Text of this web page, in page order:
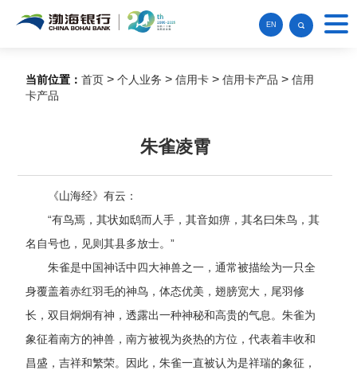
EN
当前位置： 首页> 个人业务 > 信用卡> 信用卡产品 > 信用
卡产品
朱雀凌霄
《山海经》有云：
“有鸟焉，其状如鸱而人手，其音如痹，其名曰朱鸟，其
名自号也，见则其县多放士。”
朱雀是中国神话中四大神兽之一，通常被描绘为一只全
身覆盖着赤红羽毛的神鸟，体态优美，翅膀宽大，尾羽修
长，双目炯炯有神，透露出一种神秘和高贵的气息。朱雀为
象征着南方的神兽，南方被视为炎热的方位，代表着丰收和
昌盛，吉祥和繁荣。因此，朱雀一直被认为是祥瑞的象征，